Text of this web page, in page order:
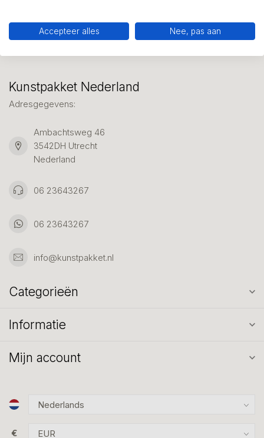
Kunstpakket Nederland
Adresgegevens:
Ambachtsweg 46
3542DH Utrecht
Nederland
06 23643267
06 23643267
info@kunstpakket.nl
Categorieën
Informatie
Mijn account
€
Accepteer alles Nee, pas aan